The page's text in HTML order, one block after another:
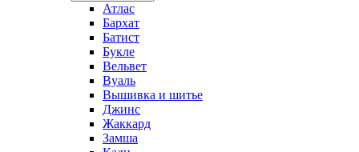
Атлас
Бархат
Батист
Букле
Вельвет
Вуаль
Вышивка и шитье
Джинс
Жаккард
Замша